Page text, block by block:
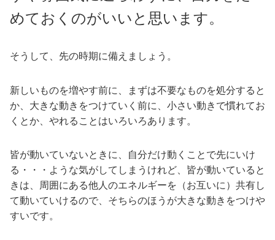
めておくのがいいと思います。
そうして、先の時期に備えましょう。
新しいものを増やす前に、まずは不要なものを処分すると
か、大きな動きをつけていく前に、小さい動きで慣れてお
くとか、やれることはいろいろあります。
皆が動いていないときに、自分だけ動くことで先にいけ
る・・・ような気がしてしまうけれど、皆が動いていると
きは、周囲にある他人のエネルギーを（お互いに）共有し
て動いていけるので、そちらのほうが大きな動きをつけや
すいです。